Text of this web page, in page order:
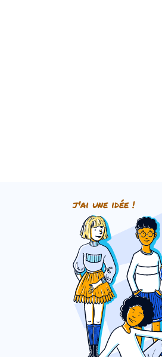
j'ai une idée !